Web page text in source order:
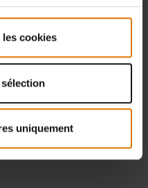
cookies
uniquement